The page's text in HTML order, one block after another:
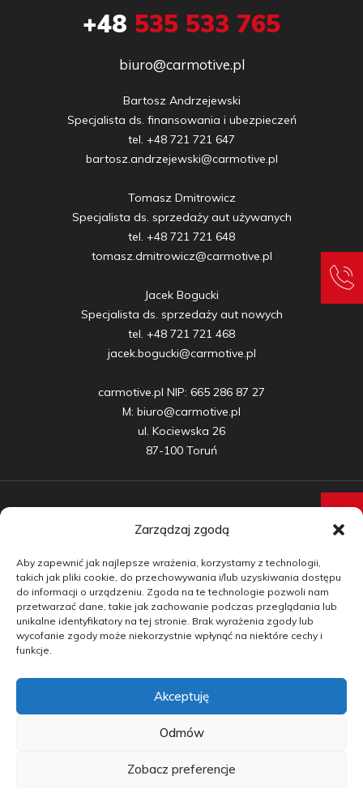
Zarządzaj zgodą
Aby zapewnić jak najlepsze wrażenia, korzystamy z technologii,
takich jak pliki cookie, do przechowywania i/lub uzyskiwania dostępu
do informacji o urządzeniu. Zgoda na te technologie pozwoli nam
przetwarzać dane, takie jak zachowanie podczas przeglądania lub
unikalne identyfikatory na tej stronie. Brak wyrażenia zgody lub
wycofanie zgody może niekorzystnie wpłynąć na niektóre cechy i
funkcje.
Akceptuję
Odmów
Zobacz preferencje
+48 535 533 765
biuro@carmotive.pl
Bartosz Andrzejewski
Specjalista ds. finansowania i ubezpieczeń
tel. +48 721 721 647
bartosz.andrzejewski@carmotive.pl
Tomasz Dmitrowicz
Specjalista ds. sprzedaży aut używanych
tel. +48 721 721 648
tomasz.dmitrowicz@carmotive.pl
Jacek Bogucki
Specjalista ds. sprzedaży aut nowych
tel. +48 721 721 468
jacek.bogucki@carmotive.pl
carmotive.pl NIP: 665 286 87 27
M: biuro@carmotive.pl
ul. Kociewska 26
87-100 Toruń
Samochody nowe
Samochody używane
Auta w leasingu
Doradztwo
copyright by carmotive.pl 2026©